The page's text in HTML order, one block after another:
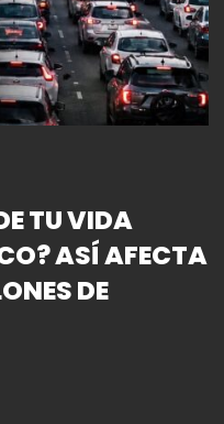
TU VIDA
ASÍ AFECTA
DE